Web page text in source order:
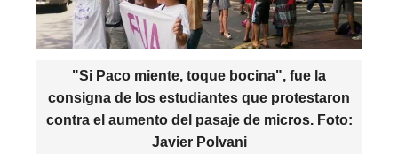
"Si Paco miente, toque bocina", fue la
consigna de los estudiantes que protestaron
contra el aumento del pasaje de micros. Foto:
Javier Polvani